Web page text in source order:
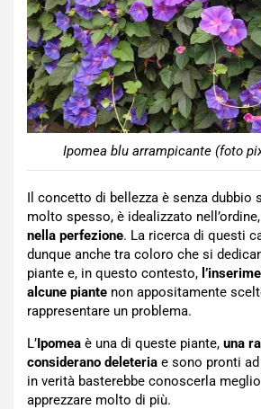
Ipomea blu arrampicante (foto
Il concetto di bellezza è senza dubbio
molto spesso, è idealizzato
nella perfezione. La ricerca di questi
dunque anche tra coloro che si
piante e, in questo contesto,
alcune piante non appositamente
rappresentare un problema.
L’Ipomea è una di queste piante, una
considerano deleteria e sono pronti
in verità basterebbe conoscerla
apprezzare molto di più.